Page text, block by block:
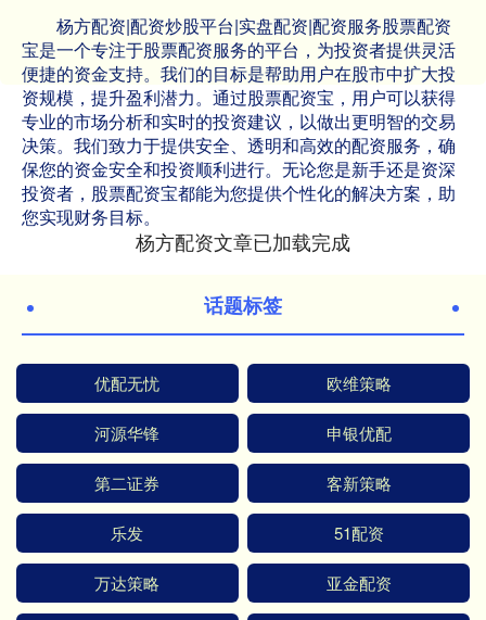
杨方配资|配资炒股平台|实盘配资|配资服务股票配资
宝是一个专注于股票配资服务的平台，为投资者提供灵活
便捷的资金支持。我们的目标是帮助用户在股市中扩大投
资规模，提升盈利潜力。通过股票配资宝，用户可以获得
专业的市场分析和实时的投资建议，以做出更明智的交易
决策。我们致力于提供安全、透明和高效的配资服务，确
保您的资金安全和投资顺利进行。无论您是新手还是资深
投资者，股票配资宝都能为您提供个性化的解决方案，助
您实现财务目标。
杨方配资文章已加载完成
话题标签
优配无忧 欧维策略
河源华锋 申银优配
第二证券 客新策略
乐发 51配资
万达策略 亚金配资